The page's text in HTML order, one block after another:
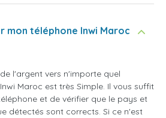
mon téléphone Inwi Maroc
l'argent vers n'importe quel
Maroc est très Simple. Il vous suffit
et de vérifier que le pays et
détectés sont corrects. Si ce n'est